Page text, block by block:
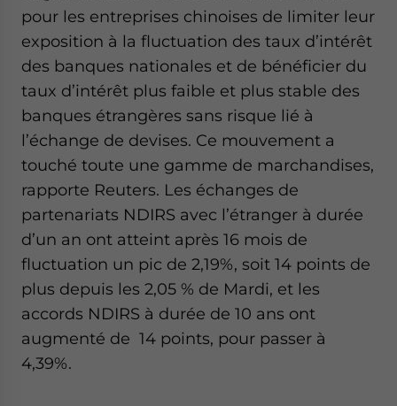
pour les entreprises chinoises de limiter leur
exposition à la fluctuation des taux d’intérêt
des banques nationales et de bénéficier du
taux d’intérêt plus faible et plus stable des
banques étrangères sans risque lié à
l’échange de devises. Ce mouvement a
touché toute une gamme de marchandises,
rapporte Reuters. Les échanges de
partenariats NDIRS avec l’étranger à durée
d’un an ont atteint après 16 mois de
fluctuation un pic de 2,19%, soit 14 points de
plus depuis les 2,05 % de Mardi, et les
accords NDIRS à durée de 10 ans ont
augmenté de 14 points, pour passer à
4,39%.
Yes, I have read thePrivacy Policy Statement for this
website. Please send me business news and updates
for Asia!
- case sensitive